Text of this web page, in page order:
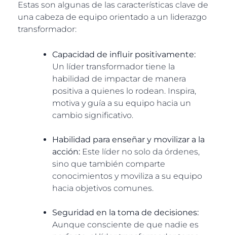
Estas son algunas de las características clave de
una cabeza de equipo orientado a un liderazgo
transformador:
Capacidad de influir positivamente:
Un líder transformador tiene la
habilidad de impactar de manera
positiva a quienes lo rodean. Inspira,
motiva y guía a su equipo hacia un
cambio significativo.
Habilidad para enseñar y movilizar a la
acción: Este líder no solo da órdenes,
sino que también comparte
conocimientos y moviliza a su equipo
hacia objetivos comunes.
Seguridad en la toma de decisiones:
Aunque consciente de que nadie es